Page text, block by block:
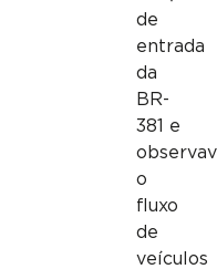
de
entrada
da
BR-
381 e
o
fluxo
de
veículos